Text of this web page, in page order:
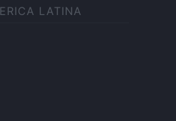
LATINA